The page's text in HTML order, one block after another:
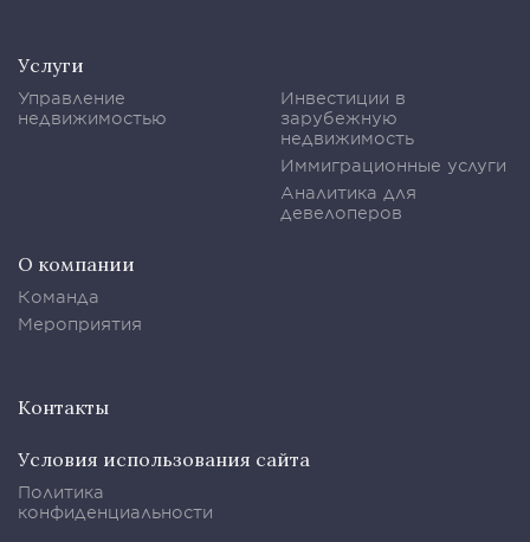
Услуги
Управление
недвижимостью
Инвестиции в
зарубежную
недвижимость
Иммиграционные услуги
Аналитика для
девелоперов
О компании
Команда
Мероприятия
Контакты
Условия использования сайта
Политика
конфиденциальности